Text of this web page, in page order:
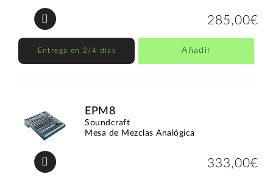
285,00€
Entrega en 2/4 días Añadir
EPM8
Soundcraft
Mesa de Mezclas Analógica
333,00€